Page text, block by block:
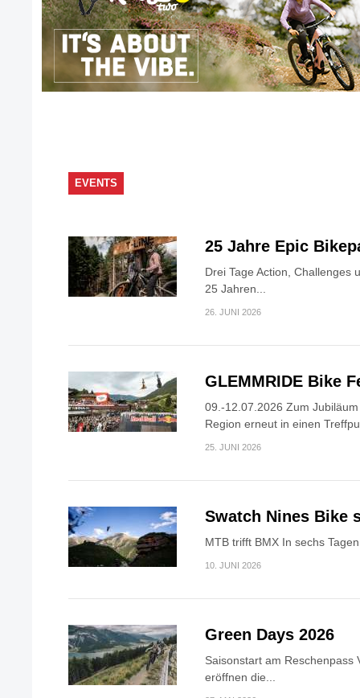
EVENTS
25 Jahre Epic
Drei Tage Action, Challenges
25 Jahren...
26. JUNI 2026
GLEMMRIDE Bike
09.-12.07.2026 Zum
Region erneut in einen
25. JUNI 2026
Swatch Nines Bike
MTB trifft BMX In sechs
10. JUNI 2026
Green Days 2026
Saisonstart am Reschenpass
eröffnen die...